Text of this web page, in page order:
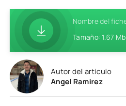
Tamaño: 1.67 Mb
Autor del artículo
Angel Ramirez